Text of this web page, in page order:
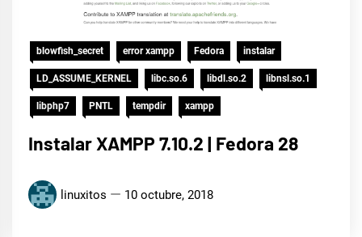
blowfish_secret error xampp Fedora instalar
LD_ASSUME_KERNEL libc.so.6 libdl.so.2 libnsl.so.1
libphp7 PNTL tempdir xampp
Instalar XAMPP 7.10.2 | Fedora 28
linuxitos 10 octubre, 2018